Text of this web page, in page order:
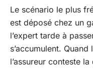
Le scénario le plus
est déposé chez un
l’expert tarde à
s’accumulent.
l’assureur conteste